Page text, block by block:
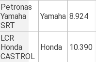
Petronas
Yamaha
SRT
Yamaha 8.924
LCR
Honda
CASTROL
Honda 10.390